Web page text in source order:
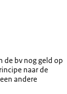
de bv nog geld op
naar de
andere